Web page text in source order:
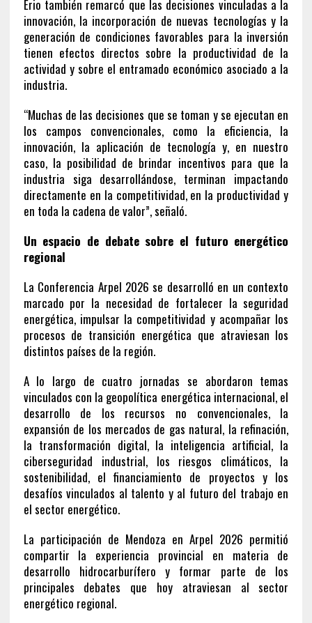
Erio también remarcó que las decisiones vinculadas a la
innovación, la incorporación de nuevas tecnologías y la
generación de condiciones favorables para la inversión
tienen efectos directos sobre la productividad de la
actividad y sobre el entramado económico asociado a la
industria.
“Muchas de las decisiones que se toman y se ejecutan en
los campos convencionales, como la eficiencia, la
innovación, la aplicación de tecnología y, en nuestro
caso, la posibilidad de brindar incentivos para que la
industria siga desarrollándose, terminan impactando
directamente en la competitividad, en la productividad y
en toda la cadena de valor”, señaló.
Un espacio de debate sobre el futuro energético
regional
La Conferencia Arpel 2026 se desarrolló en un contexto
marcado por la necesidad de fortalecer la seguridad
energética, impulsar la competitividad y acompañar los
procesos de transición energética que atraviesan los
distintos países de la región.
A lo largo de cuatro jornadas se abordaron temas
vinculados con la geopolítica energética internacional, el
desarrollo de los recursos no convencionales, la
expansión de los mercados de gas natural, la refinación,
la transformación digital, la inteligencia artificial, la
ciberseguridad industrial, los riesgos climáticos, la
sostenibilidad, el financiamiento de proyectos y los
desafíos vinculados al talento y al futuro del trabajo en
el sector energético.
La participación de Mendoza en Arpel 2026 permitió
compartir la experiencia provincial en materia de
desarrollo hidrocarburífero y formar parte de los
principales debates que hoy atraviesan al sector
energético regional.